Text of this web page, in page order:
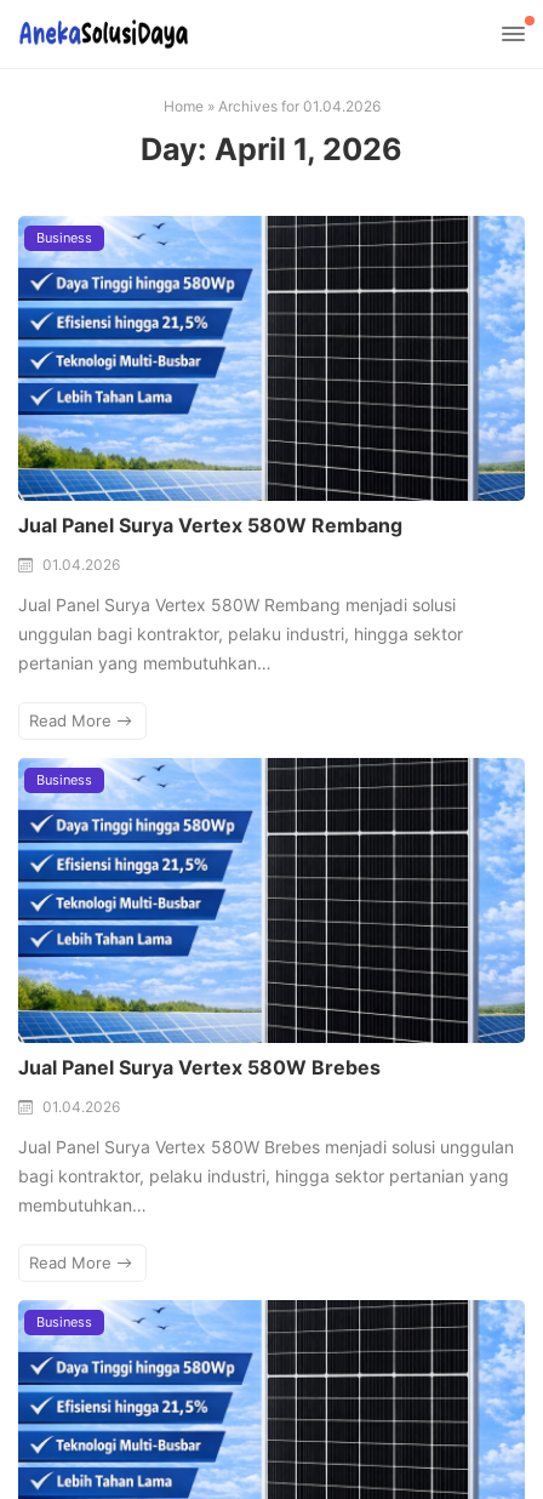
Home» Archives for 01.04.2026
Day: April 1, 2026
Business
Jual Panel Surya Vertex 580W Rembang
01.04.2026
Jual Panel Surya Vertex 580W Rembang menjadi solusi
unggulan bagi kontraktor, pelaku industri, hingga sektor
pertanian yang membutuhkan…
Read More
Business
Jual Panel Surya Vertex 580W Brebes
01.04.2026
Jual Panel Surya Vertex 580W Brebes menjadi solusi unggulan
bagi kontraktor, pelaku industri, hingga sektor pertanian yang
membutuhkan…
Read More
Business